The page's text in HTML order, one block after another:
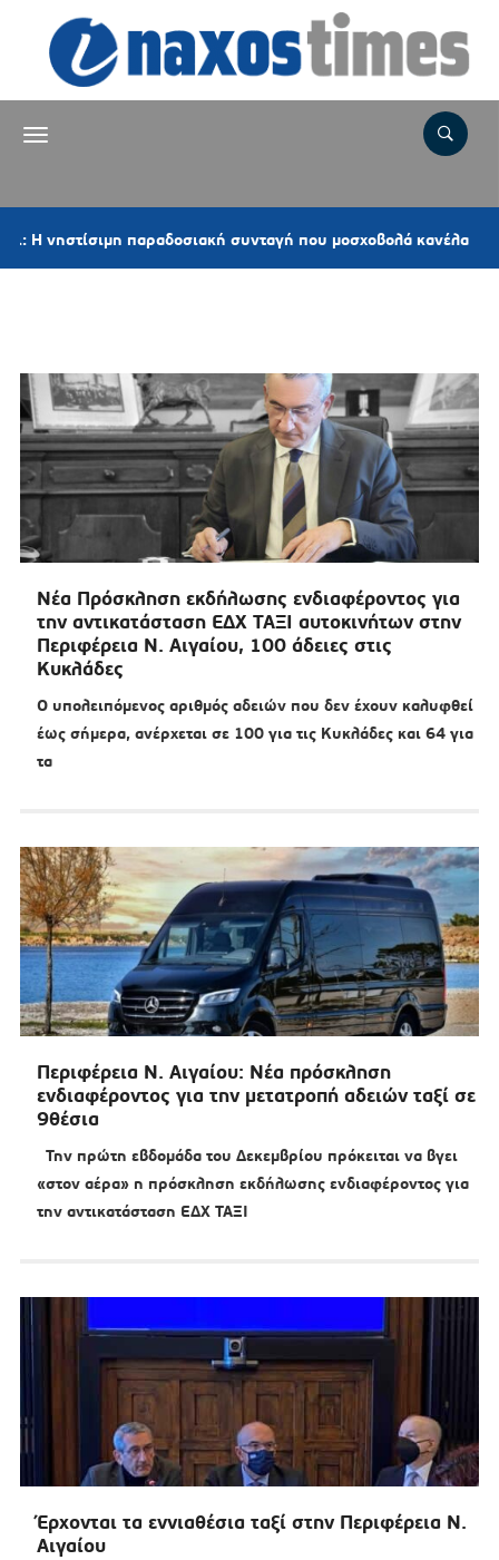
παραδοσιακή συνταγή που μοσχοβολά κανέλα 23
Νέα Πρόσκληση εκδήλωσης ενδιαφέροντος για
την αντικατάσταση ΕΔΧ ΤΑΞΙ αυτοκινήτων στην
Περιφέρεια Ν. Αιγαίου, 100 άδειες στις
Κυκλάδες
Ο υπολειπόμενος αριθμός αδειών που δεν έχουν καλυφθεί
έως σήμερα, ανέρχεται σε 100 για τις Κυκλάδες και 64 για
τα
Περιφέρεια Ν. Αιγαίου: Νέα πρόσκληση
ενδιαφέροντος για την μετατροπή αδειών ταξί σε
9θέσια
Την πρώτη εβδομάδα του Δεκεμβρίου πρόκειται να βγει
«στον αέρα» η πρόσκληση εκδήλωσης ενδιαφέροντος για
την αντικατάσταση ΕΔΧ ΤΑΞΙ
Έρχονται τα εννιαθέσια ταξί στην Περιφέρεια Ν.
Αιγαίου